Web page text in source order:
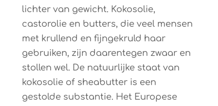
lichter van gewicht. Kokosolie,
castorolie en butters, die veel mensen
met krullend en fijngekruld haar
gebruiken, zijn daarentegen zwaar en
stollen wel. De natuurlijke staat van
kokosolie of sheabutter is een
gestolde substantie. Het Europese